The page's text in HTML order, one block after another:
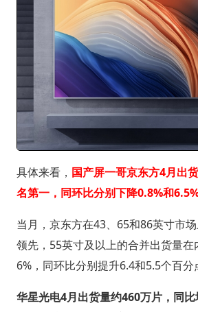
具体来看， 国产屏一哥京东方4月出
名第一，同环比分别下降0.8%和6.5%
当月，京东方在43、65和86英寸市
领先，55英寸及以上的合并出货量在
6%，同环比分别提升6.4和5.5个百分
华星光电4月出货量约460万片，同